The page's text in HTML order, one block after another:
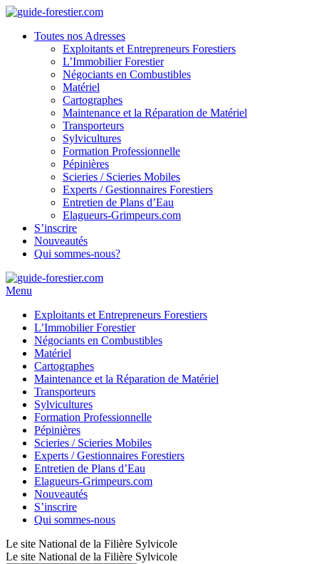
Toutes nos Adresses
Exploitants et Entrepreneurs Forestiers
L’Immobilier Forestier
Négociants en Combustibles
Matériel
Cartographes
Maintenance et la Réparation de Matériel
Transporteurs
Sylvicultures
Formation Professionnelle
Pépinières
Scieries / Scieries Mobiles
Experts / Gestionnaires Forestiers
Entretien de Plans d’Eau
Elagueurs-Grimpeurs.com
S’inscrire
Nouveautés
Qui sommes-nous?
Menu
Exploitants et Entrepreneurs Forestiers
L’Immobilier Forestier
Négociants en Combustibles
Matériel
Cartographes
Maintenance et la Réparation de Matériel
Transporteurs
Sylvicultures
Formation Professionnelle
Pépinières
Scieries / Scieries Mobiles
Experts / Gestionnaires Forestiers
Entretien de Plans d’Eau
Elagueurs-Grimpeurs.com
Nouveautés
S’inscrire
Qui sommes-nous
Le site National de la Filière Sylvicole
Le site National de la Filière Sylvicole